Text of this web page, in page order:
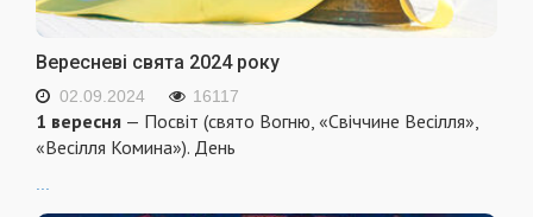
Вересневі свята 2024 року
02.09.2024 16117
1 вересня — Посвіт (свято Вогню, «Свіччине Весілля»,
«Весілля Комина»). День
...